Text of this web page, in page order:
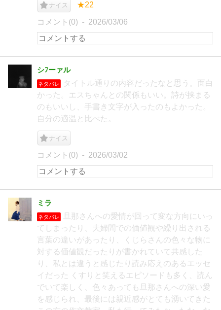
ナイス ★22
コメント(0) 2026/03/06
シﾌーァル
ネタバレ
タイトル通りの内容だったなと思う。面白
かった。エスちゃんとの関係もいい。詩が挟まる
のもいいし、手書き文字が入ったのもよかった。
自分の適温と比べた。
ナイス
コメント(0) 2026/03/02
ミラ
ネタバレ
旦那さんへの愛情が回って変な方向にいっ
てしまったり、夫婦間での価値観や繰り出される
言葉の違いがあったり、くじらさんの色々な物に
対する価値観だったりが書かれていて共感した
り、私とは違うと感じたり読み応えのあるエッセ
イだった くすりと笑えるエピソードも多く、読ん
でいて楽しく、色々あっても旦那さんへの深い愛
を感じられ、最後には親近感がとても湧いてきた